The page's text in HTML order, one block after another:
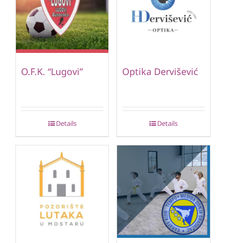
O.F.K. “Lugovi”
Details
Optika Dervišević
Details